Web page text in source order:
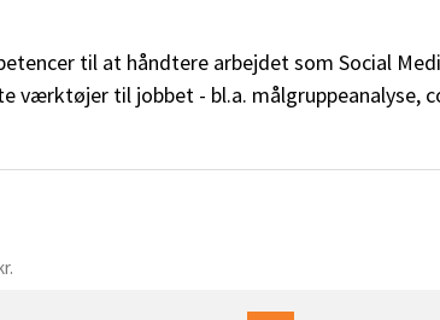
til at håndtere arbejdet som Social
værktøjer til jobbet - bl.a. målgruppeanalyse,